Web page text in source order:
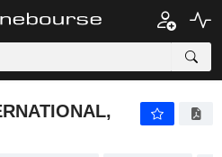
INC. 62,61